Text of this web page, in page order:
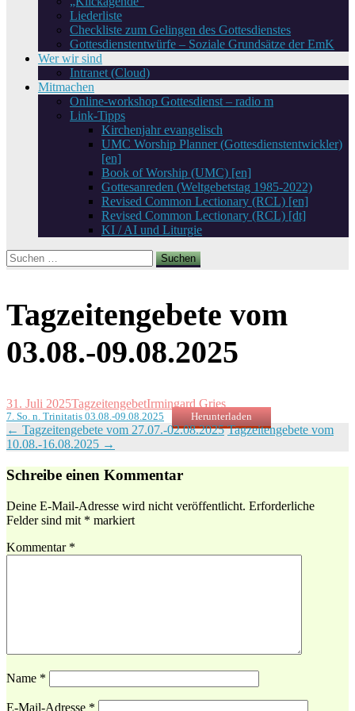
Liederliste
Checkliste zum Gelingen des Gottesdienstes
Gottesdienstentwürfe – Soziale Grundsätze der EmK
Wer wir sind
Intranet (Cloud)
Mitmachen
Online-workshop Gottesdienst – radio m
Link-Tipps
Kirchenjahr evangelisch
UMC Worship Planner (Gottesdienstentwickler)
[en]
Book of Worship (UMC) [en]
Gottesanreden (Weltgebetstag 1985-2022)
Revised Common Lectionary (RCL) [en]
Revised Common Lectionary (RCL) [dt]
KI / AI und Liturgie
Suchen
nach:
Tagzeitengebete vom
03.08.-09.08.2025
31. Juli 2025TagzeitengebetIrmingard Gries
7. So. n. Trinitatis 03.08.-09.08.2025 Herunterladen
Beitragsnavigation
← Tagzeitengebete vom 27.07.-02.08.2025 Tagzeitengebete vom
10.08.-16.08.2025 →
Schreibe einen Kommentar
Deine E-Mail-Adresse wird nicht veröffentlicht. Erforderliche
Felder sind mit * markiert
Kommentar *
Name *
E-Mail-Adresse *